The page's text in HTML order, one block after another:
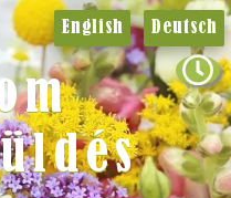
English Deutsch